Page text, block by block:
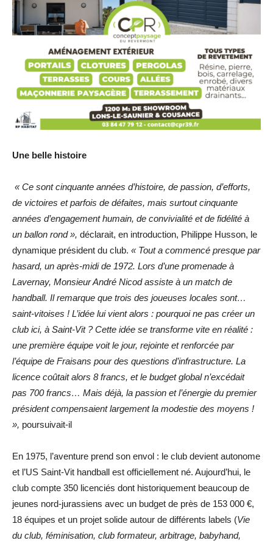
Une belle histoire
« Ce sont cinquante années d’histoire, de passion, d’efforts,
de victoires et parfois de défaites, mais surtout cinquante
années d’engagement humain, de convivialité et de fidélité à
un ballon rond », déclarait, en introduction, Philippe Husson, le
dynamique président du club. « Tout a commencé presque par
hasard, un après-midi de 1972. Lors d’une promenade à
Lavernay, Monsieur André Nicod assiste à un match de
handball. Il remarque que trois des joueuses locales sont…
saint-vitoises ! L’idée lui vient alors : pourquoi ne pas créer un
club ici, à Saint-Vit ? Cette idée se transforme vite en réalité :
une première équipe voit le jour, rejointe et renforcée par
l’équipe de Fraisans pour des questions d’infrastructure. La
licence coûtait alors 8 francs, et le budget global n’excédait
pas 700 francs… Mais déjà, la passion et l’énergie du premier
président compensaient largement la modestie des moyens !
», poursuivait-il
En 1975, l’aventure prend son envol : le club devient autonome
et l’US Saint-Vit handball est officiellement né. Aujourd’hui, le
club compte 350 licenciés dont historiquement beaucoup de
jeunes nord-jurassiens avec un budget de près de 153 000 €,
18 équipes et un projet solide autour de différents labels (Vie
du club, féminisation, club formateur, arbitrage, babyhand,